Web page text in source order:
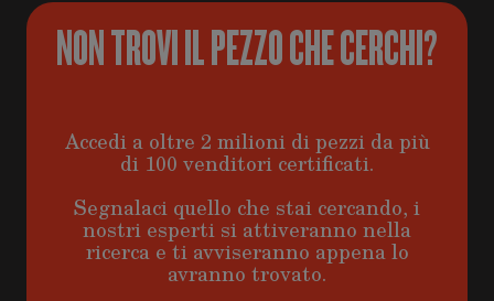
NON TROVI IL PEZZO CHE CERCHI?
Accedi a oltre 2 milioni di pezzi da più
di 100 venditori certificati.
Segnalaci quello che stai cercando, i
nostri esperti si attiveranno nella
ricerca e ti avviseranno appena lo
avranno trovato.